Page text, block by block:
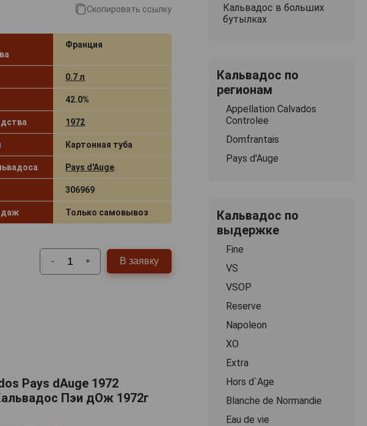
Скопировать ссылку
Франция
0.7 л
42.0%
1972
Картонная туба
Pays d'Auge
306969
Только самовывоз
- + В заявку
Pays dAuge 1972
Пэи дОж 1972г
Кальвадос в больших
бутылках
Кальвадос по
регионам
Appellation Calvados
Controlee
Domfrantais
Pays d'Auge
Кальвадос по
выдержке
Fine
VS
VSOP
Reserve
Napoleon
ХО
Extra
Hors d`Age
Blanche de Normandie
Eau de vie